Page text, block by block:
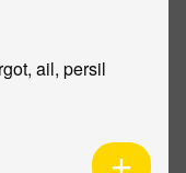
ail, persil